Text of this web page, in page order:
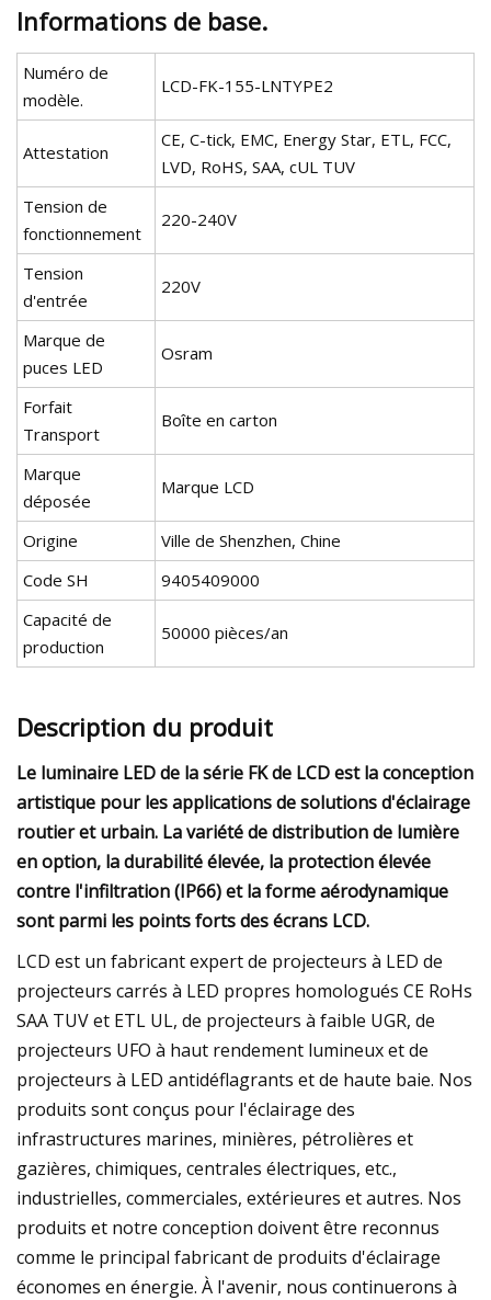
Informations de base.
Numéro de
modèle.
LCD-FK-155-LNTYPE2
Attestation
CE, C-tick, EMC, Energy Star, ETL, FCC,
LVD, RoHS, SAA, cUL TUV
Tension de
fonctionnement
220-240V
Tension
d'entrée
220V
Marque de
puces LED
Osram
Forfait
Transport
Boîte en carton
Marque
déposée
Marque LCD
Origine
Ville de Shenzhen, Chine
Code SH
9405409000
Capacité de
production
50000 pièces/an
Description du produit
Le luminaire LED de la série FK de LCD est la conception
artistique pour les applications de solutions d'éclairage
routier et urbain. La variété de distribution de lumière
en option, la durabilité élevée, la protection élevée
contre l'infiltration (IP66) et la forme aérodynamique
sont parmi les points forts des écrans LCD.
LCD est un fabricant expert de projecteurs à LED de
projecteurs carrés à LED propres homologués CE RoHs
SAA TUV et ETL UL, de projecteurs à faible UGR, de
projecteurs UFO à haut rendement lumineux et de
projecteurs à LED antidéflagrants et de haute baie. Nos
produits sont conçus pour l'éclairage des
infrastructures marines, minières, pétrolières et
gazières, chimiques, centrales électriques, etc.,
industrielles, commerciales, extérieures et autres. Nos
produits et notre conception doivent être reconnus
comme le principal fabricant de produits d'éclairage
économes en énergie. À l'avenir, nous continuerons à